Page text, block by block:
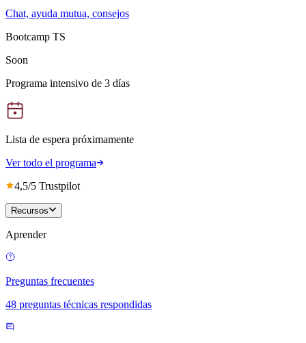
Chat, ayuda mutua, consejos
Bootcamp TS
Soon
Programa intensivo de 3 días
Lista de espera próximamente
Ver todo el programa
4,5/5 Trustpilot
Recursos
Aprender
Preguntas frecuentes
48 preguntas técnicas respondidas